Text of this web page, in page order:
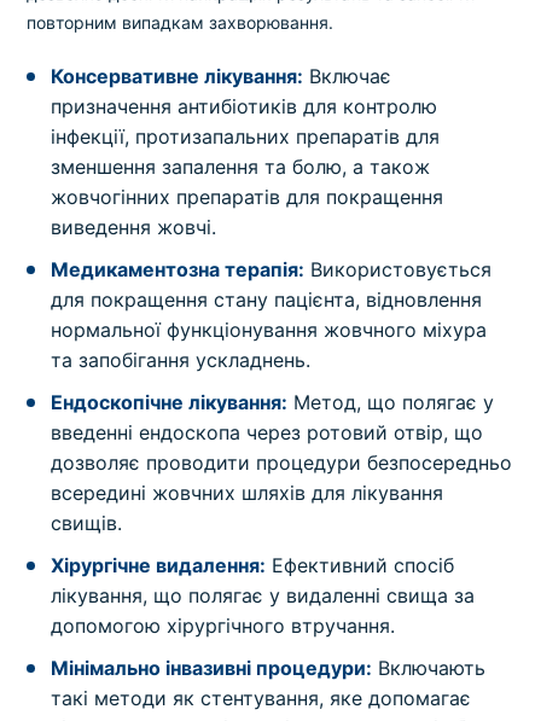
повторним випадкам захворювання.
Консервативне лікування: Включає
призначення антибіотиків для контролю
інфекції, протизапальних препаратів для
зменшення запалення та болю, а також
жовчогінних препаратів для покращення
виведення жовчі.
Медикаментозна терапія: Використовується
для покращення стану пацієнта, відновлення
нормальної функціонування жовчного міхура
та запобігання ускладнень.
Ендоскопічне лікування: Метод, що полягає у
введенні ендоскопа через ротовий отвір, що
дозволяє проводити процедури безпосередньо
всередині жовчних шляхів для лікування
свищів.
Хірургічне видалення: Ефективний спосіб
лікування, що полягає у видаленні свища за
допомогою хірургічного втручання.
Мінімально інвазивні процедури: Включають
такі методи як стентування, яке допомагає